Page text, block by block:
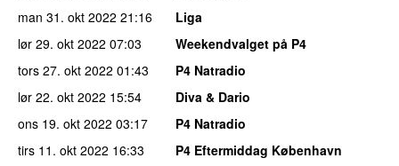
man 31. okt 2022 21:16
Liga
lør 29. okt 2022 07:03
Weekendvalget på P4
tors 27. okt 2022 01:43
P4 Natradio
lør 22. okt 2022 15:54
Diva & Dario
ons 19. okt 2022 03:17
P4 Natradio
tirs 11. okt 2022 16:33
P4 Eftermiddag København